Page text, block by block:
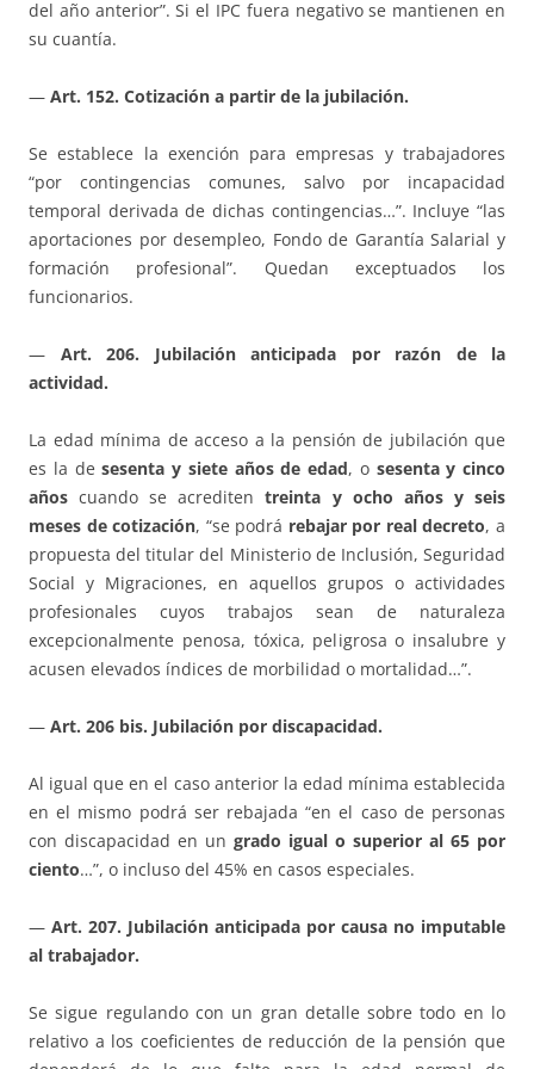
del año anterior”. Si el IPC fuera negativo se mantienen en
su cuantía.
— Art. 152. Cotización a partir de la jubilación.
Se establece la exención para empresas y trabajadores
“por contingencias comunes, salvo por incapacidad
temporal derivada de dichas contingencias…”. Incluye “las
aportaciones por desempleo, Fondo de Garantía Salarial y
formación profesional”. Quedan exceptuados los
funcionarios.
— Art. 206. Jubilación anticipada por razón de la
actividad.
La edad mínima de acceso a la pensión de jubilación que
es la desesenta y siete años de edad, o sesenta y cinco
años cuando se acreditentreinta y ocho años y seis
meses de cotización, “se podrá rebajar por real decreto, a
propuesta del titular del Ministerio de Inclusión, Seguridad
Social y Migraciones, en aquellos grupos o actividades
profesionales cuyos trabajos sean de naturaleza
excepcionalmente penosa, tóxica, peligrosa o insalubre y
acusen elevados índices de morbilidad o mortalidad…”.
— Art. 206 bis. Jubilación por discapacidad.
Al igual que en el caso anterior la edad mínima establecida
en el mismo podrá ser rebajada “en el caso de personas
con discapacidad en un grado igual o superior al 65 por
ciento…”, o incluso del 45% en casos especiales.
— Art. 207. Jubilación anticipada por causa no imputable
al trabajador.
Se sigue regulando con un gran detalle sobre todo en lo
relativo a los coeficientes de reducción de la pensión que